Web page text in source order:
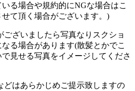
る場合や規約的にNGな場合はこ
て頂く場合がございます。)
ざいましたら写真なりスクショ
る場合があります(散髪とかでこ
見せる写真をイメージしてくださ
はあらかじめご提示致しますの